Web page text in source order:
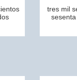
tres mil